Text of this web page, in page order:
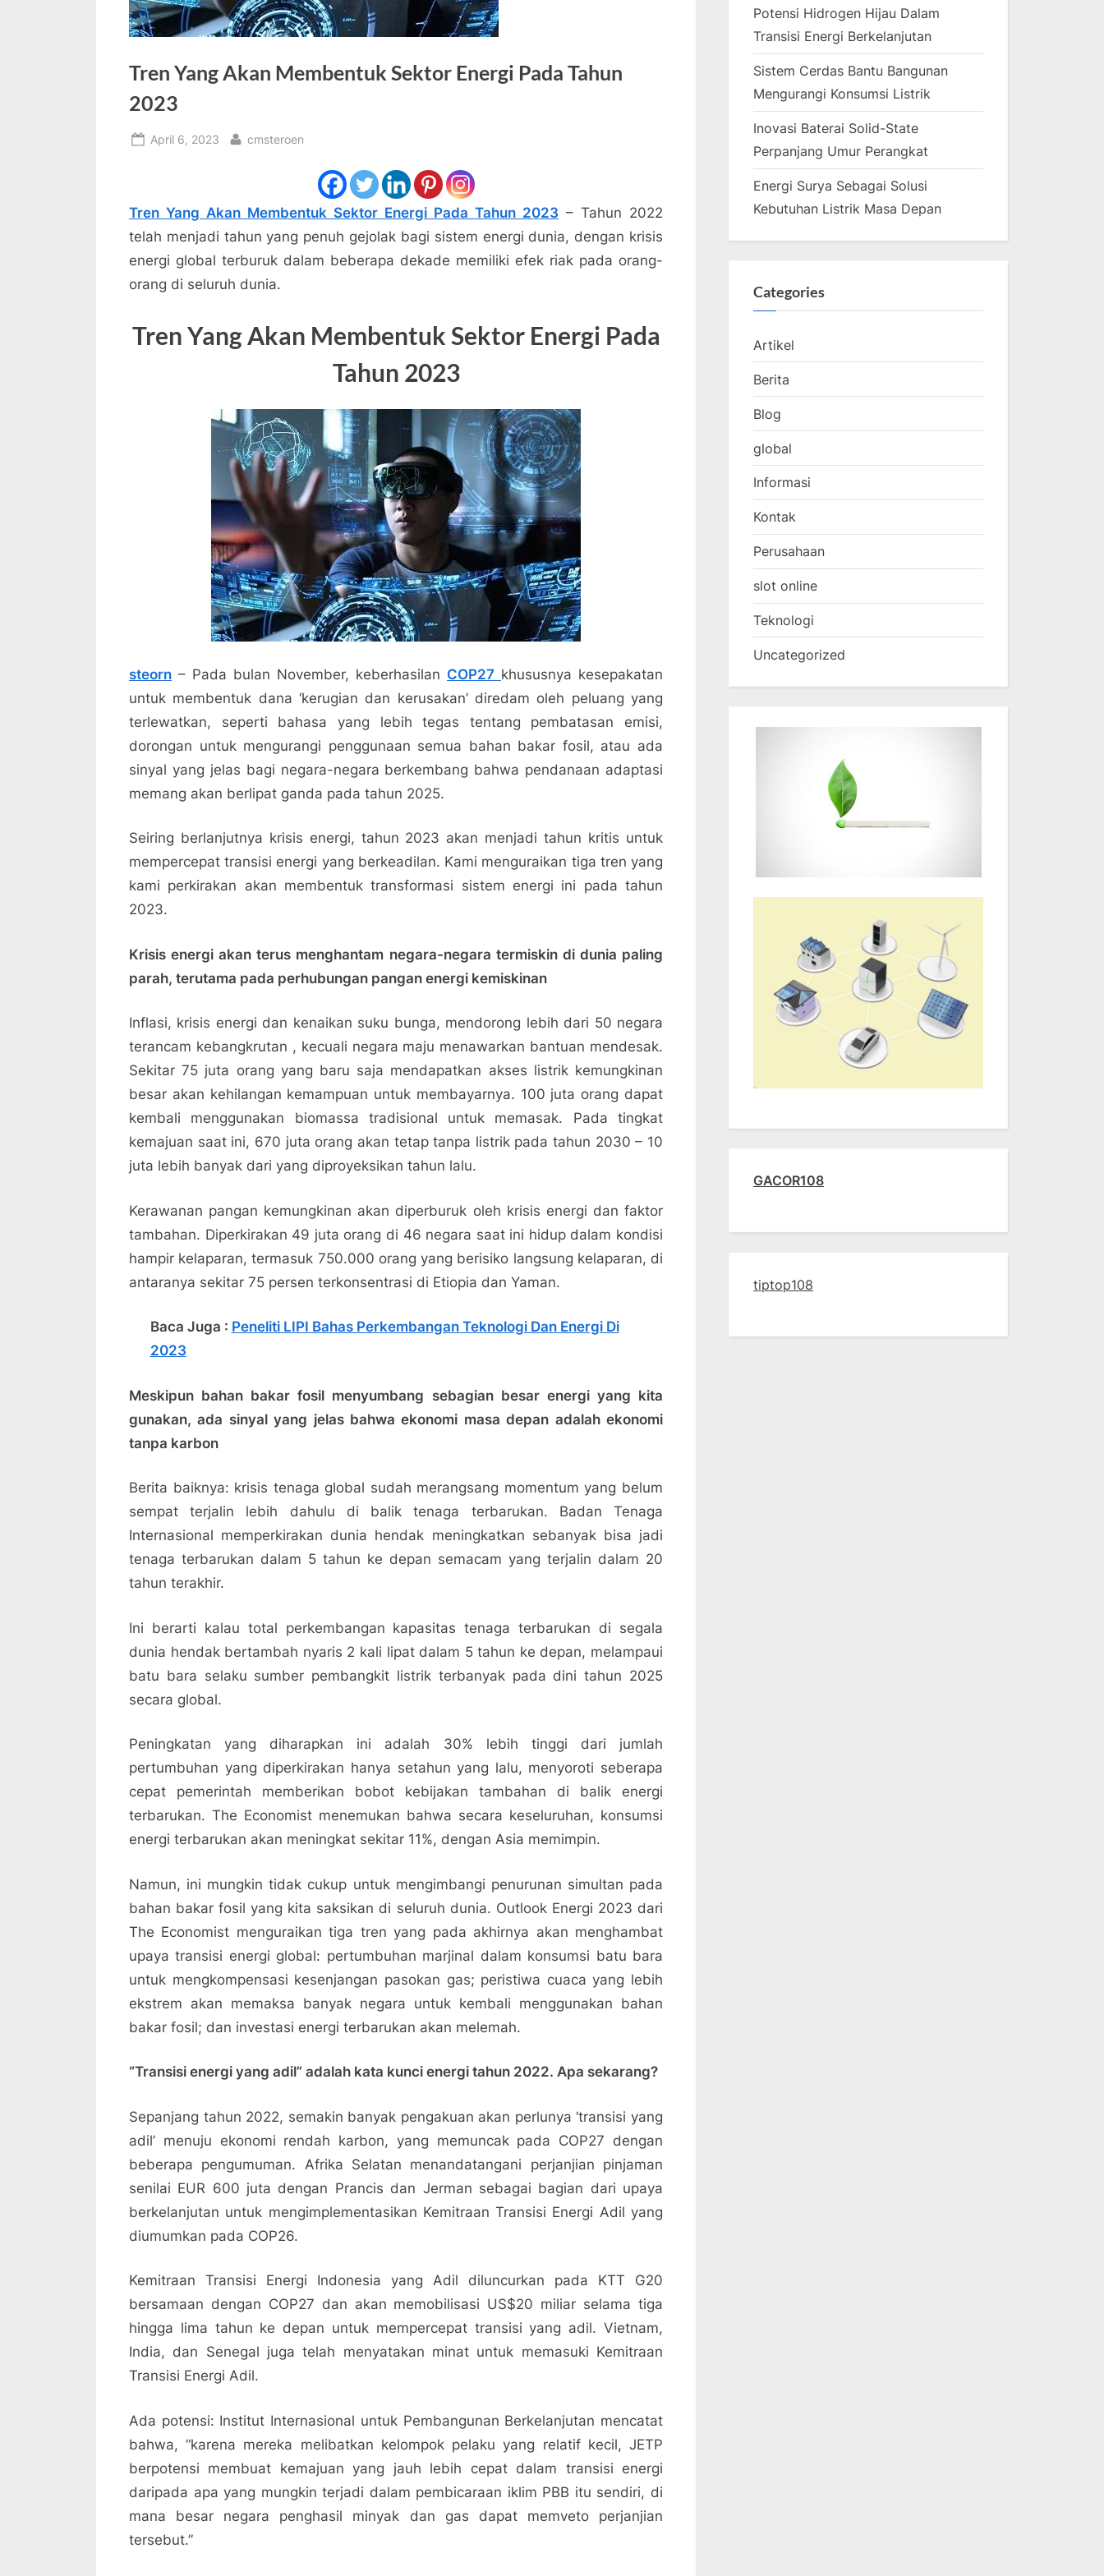
Tren Yang Akan Membentuk Sektor Energi Pada Tahun
2023
Posted
April 6, 2023 By
cmsteroen
Tren Yang Akan Membentuk Sektor Energi Pada Tahun 2023 – Tahun 2022
telah menjadi tahun yang penuh gejolak bagi sistem energi dunia, dengan krisis
energi global terburuk dalam beberapa dekade memiliki efek riak pada orang-
orang di seluruh dunia.
Tren Yang Akan Membentuk Sektor Energi Pada
Tahun 2023
steorn – Pada bulan November, keberhasilan COP27⁠ khususnya kesepakatan
untuk membentuk dana ‘kerugian dan kerusakan’⁠ diredam oleh peluang yang
terlewatkan, seperti bahasa yang lebih tegas tentang pembatasan emisi,
dorongan untuk mengurangi penggunaan semua bahan bakar fosil, atau ada
sinyal yang jelas bagi negara-negara berkembang bahwa pendanaan adaptasi
memang akan berlipat ganda pada tahun 2025.
Seiring berlanjutnya krisis energi, tahun 2023 akan menjadi tahun kritis untuk
mempercepat transisi energi yang berkeadilan. Kami menguraikan tiga tren yang
kami perkirakan akan membentuk transformasi sistem energi ini pada tahun
2023.
Krisis energi akan terus menghantam negara-negara termiskin di dunia paling
parah, terutama pada perhubungan pangan energi kemiskinan
Inflasi, krisis energi dan kenaikan suku bunga, mendorong lebih dari 50 negara
terancam kebangkrutan , kecuali negara maju menawarkan bantuan mendesak.
Sekitar 75 juta orang yang baru saja mendapatkan akses listrik kemungkinan
besar akan kehilangan kemampuan untuk membayarnya. 100 juta orang dapat
kembali menggunakan biomassa tradisional untuk memasak. Pada tingkat
kemajuan saat ini, 670 juta orang akan tetap tanpa listrik pada tahun 2030 – 10
juta lebih banyak dari yang diproyeksikan tahun lalu.
Kerawanan pangan kemungkinan akan diperburuk oleh krisis energi dan faktor
tambahan. Diperkirakan 49 juta orang di 46 negara saat ini hidup dalam kondisi
hampir kelaparan, termasuk 750.000 orang yang berisiko langsung kelaparan, di
antaranya sekitar 75 persen terkonsentrasi di Etiopia dan Yaman.
Baca Juga : Peneliti LIPI Bahas Perkembangan Teknologi Dan Energi Di
2023
Meskipun bahan bakar fosil menyumbang sebagian besar energi yang kita
gunakan, ada sinyal yang jelas bahwa ekonomi masa depan adalah ekonomi
tanpa karbon
Berita baiknya: krisis tenaga global sudah merangsang momentum yang belum
sempat terjalin lebih dahulu di balik tenaga terbarukan. Badan Tenaga
Internasional memperkirakan dunia hendak meningkatkan sebanyak bisa jadi
tenaga terbarukan dalam 5 tahun ke depan semacam yang terjalin dalam 20
tahun terakhir.
Ini berarti kalau total perkembangan kapasitas tenaga terbarukan di segala
dunia hendak bertambah nyaris 2 kali lipat dalam 5 tahun ke depan, melampaui
batu bara selaku sumber pembangkit listrik terbanyak pada dini tahun 2025
secara global.
Peningkatan yang diharapkan ini adalah 30% lebih tinggi dari jumlah
pertumbuhan yang diperkirakan hanya setahun yang lalu, menyoroti seberapa
cepat pemerintah memberikan bobot kebijakan tambahan di balik energi
terbarukan. The Economist menemukan bahwa secara keseluruhan, konsumsi
energi terbarukan akan meningkat sekitar 11%, dengan Asia memimpin.
Namun, ini mungkin tidak cukup untuk mengimbangi penurunan simultan pada
bahan bakar fosil yang kita saksikan di seluruh dunia. Outlook Energi 2023 dari
The Economist menguraikan tiga tren yang pada akhirnya akan menghambat
upaya transisi energi global: pertumbuhan marjinal dalam konsumsi batu bara
untuk mengkompensasi kesenjangan pasokan gas; peristiwa cuaca yang lebih
ekstrem akan memaksa banyak negara untuk kembali menggunakan bahan
bakar fosil; dan investasi energi terbarukan akan melemah.
“Transisi energi yang adil” adalah kata kunci energi tahun 2022. Apa sekarang?
Sepanjang tahun 2022, semakin banyak pengakuan akan perlunya ‘transisi yang
adil’ menuju ekonomi rendah karbon, yang memuncak pada COP27 dengan
beberapa pengumuman. Afrika Selatan menandatangani perjanjian pinjaman
senilai EUR 600 juta dengan Prancis dan Jerman sebagai bagian dari upaya
berkelanjutan untuk mengimplementasikan Kemitraan Transisi Energi Adil yang
diumumkan pada COP26.
Kemitraan Transisi Energi Indonesia yang Adil diluncurkan pada KTT G20
bersamaan dengan COP27 dan akan memobilisasi US$20 miliar selama tiga
hingga lima tahun ke depan untuk mempercepat transisi yang adil. Vietnam,
India, dan Senegal juga telah menyatakan minat untuk memasuki Kemitraan
Transisi Energi Adil.
Ada potensi: Institut Internasional untuk Pembangunan Berkelanjutan mencatat
bahwa, “karena mereka melibatkan kelompok pelaku yang relatif kecil, JETP
berpotensi membuat kemajuan yang jauh lebih cepat dalam transisi energi
daripada apa yang mungkin terjadi dalam pembicaraan iklim PBB itu sendiri, di
mana besar negara penghasil minyak dan gas dapat memveto perjanjian
tersebut.”
Potensi Hidrogen Hijau Dalam
Transisi Energi Berkelanjutan
Sistem Cerdas Bantu Bangunan
Mengurangi Konsumsi Listrik
Inovasi Baterai Solid-State
Perpanjang Umur Perangkat
Energi Surya Sebagai Solusi
Kebutuhan Listrik Masa Depan
Categories
Artikel
Berita
Blog
global
Informasi
Kontak
Perusahaan
slot online
Teknologi
Uncategorized
GACOR108
tiptop108